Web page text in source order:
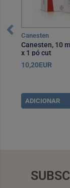
Canesten
Canesten, 10
x 1 pó cut
10,20EUR
ADICIONAR